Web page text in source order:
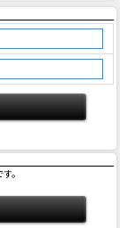
。